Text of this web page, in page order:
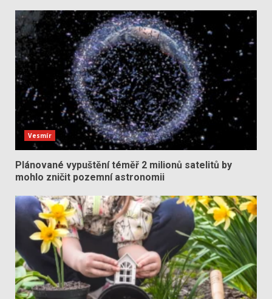
Vesmír
Plánované vypuštění téměř 2 milionů satelitů by
mohlo zničit pozemní astronomii